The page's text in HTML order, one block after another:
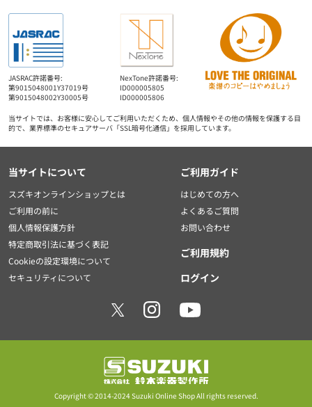
JASRAC許諾番号:
第9015048001Y37019号
第9015048002Y30005号
NexTone許諾番号:
ID000005805
ID000005806
当サイトでは、お客様に安心してご利用いただくため、個人情報やその他の情報を保護する目
的で、業界標準のセキュアサーバ「SSL暗号化通信」を採用しています。
当サイトについて
スズキオンラインショップとは
ご利用の前に
個人情報保護方針
特定商取引法に基づく表記
Cookieの設定環境について
セキュリティについて
ご利用ガイド
はじめての方へ
よくあるご質問
お問い合わせ
ご利用規約
ログイン
Copyright © 2014-2024 Suzuki Online Shop All rights reserved.